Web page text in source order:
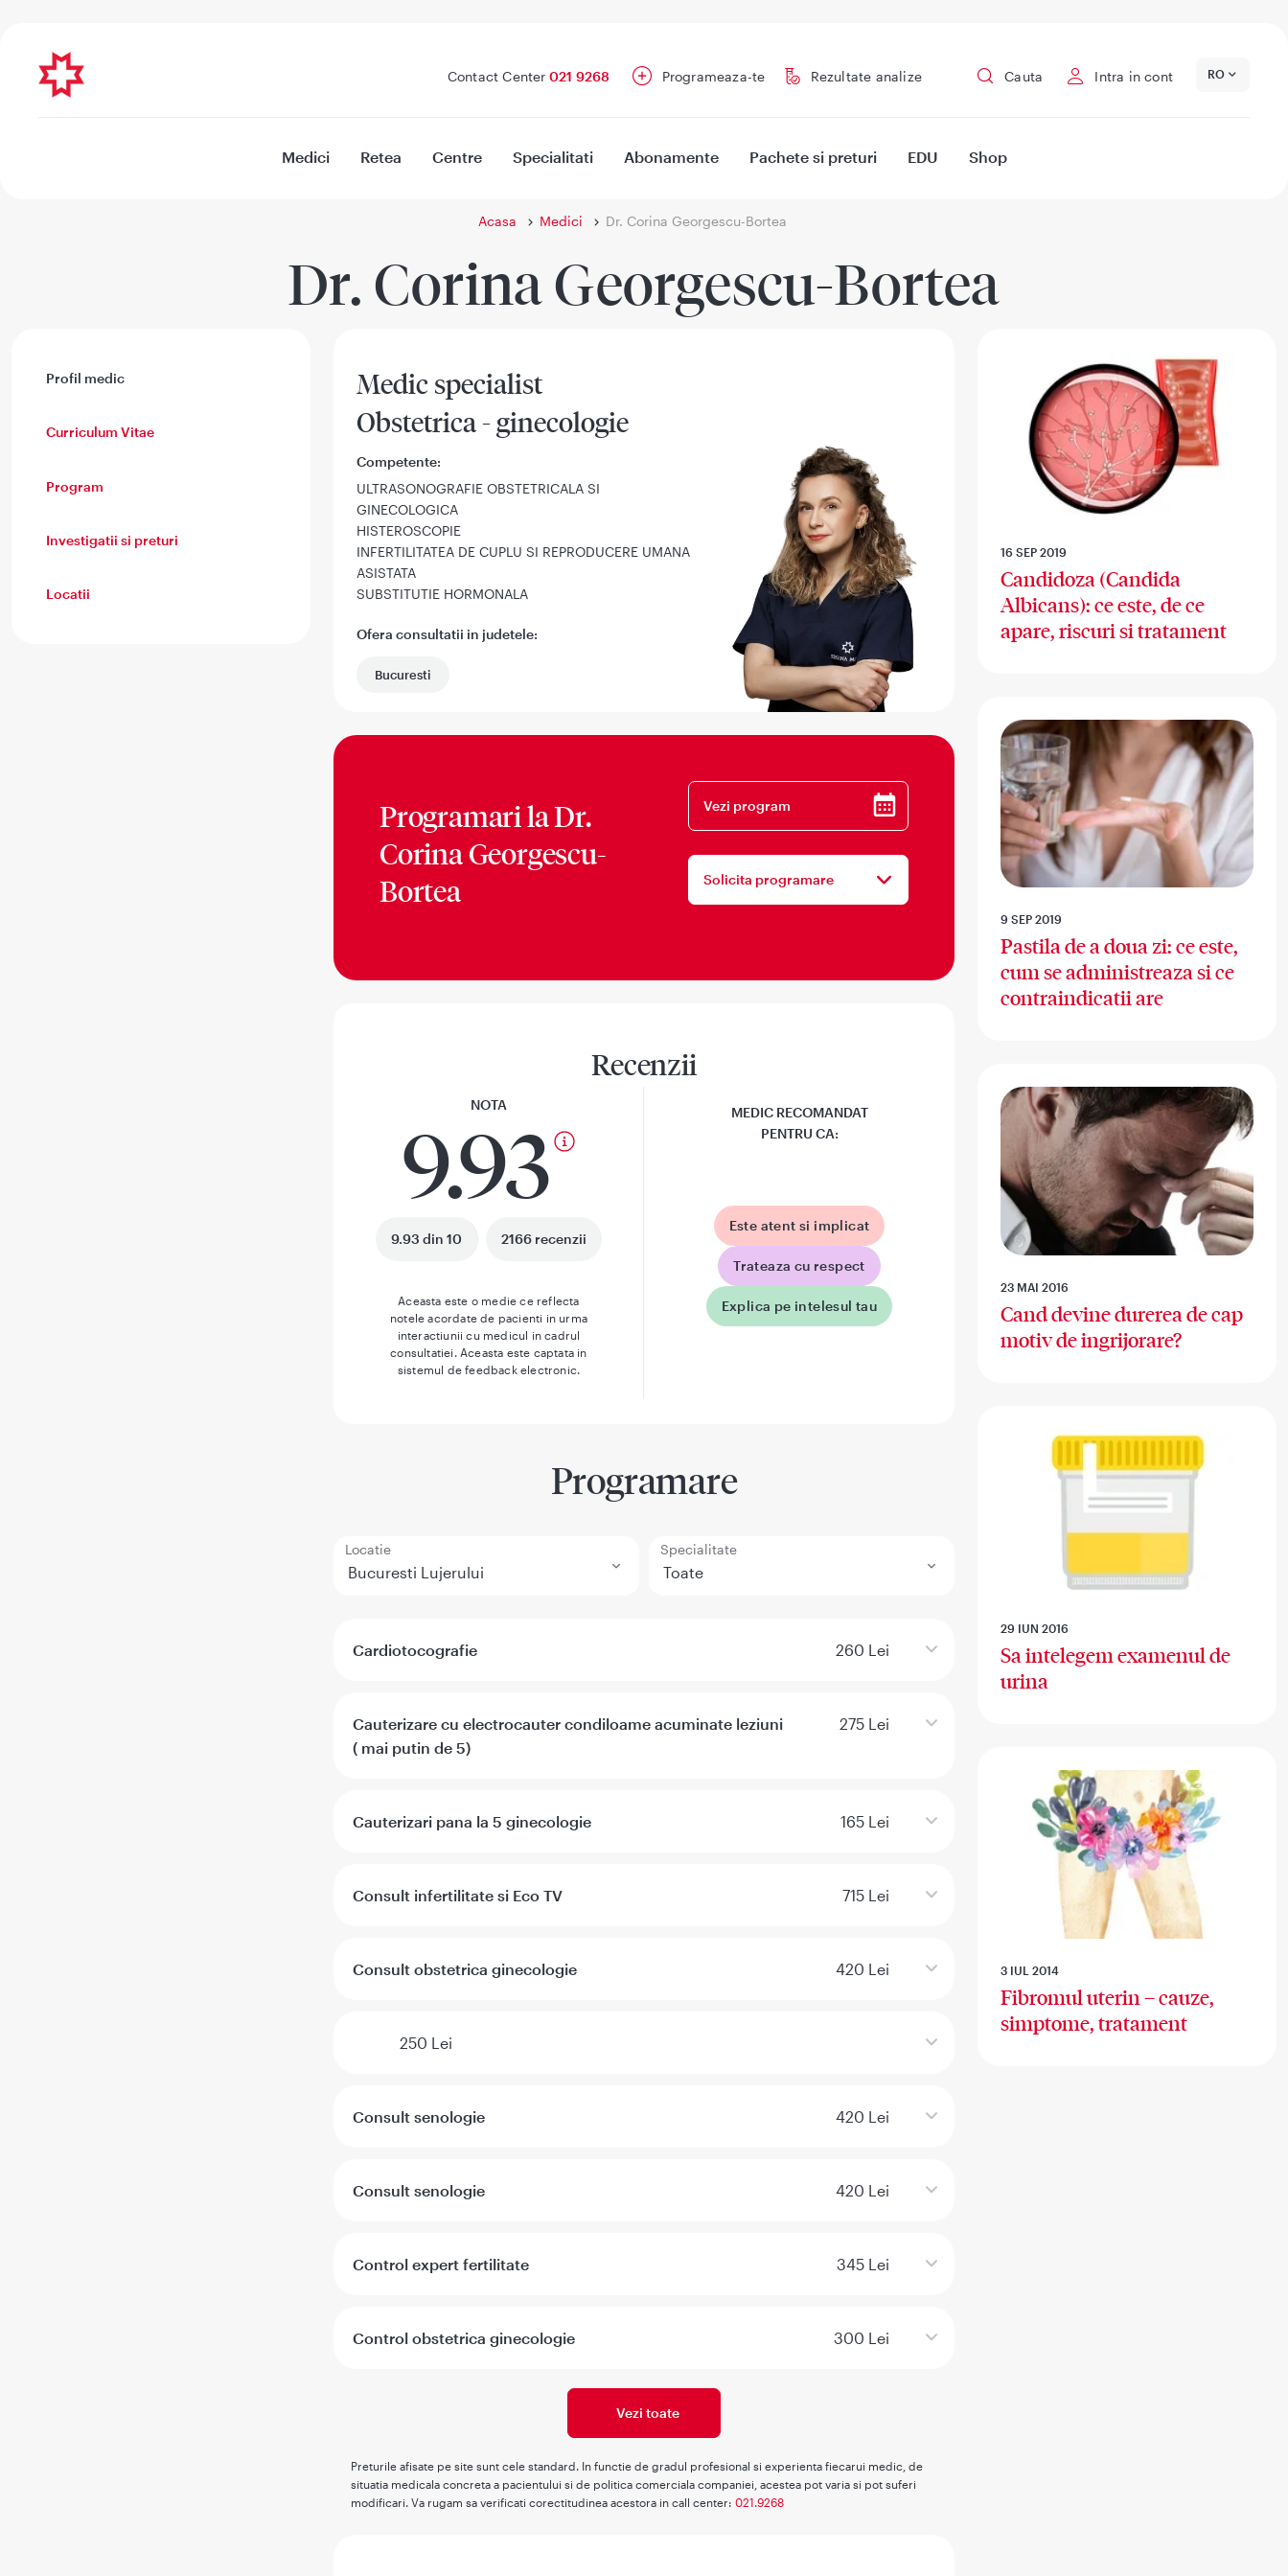
Contact Center 021 9268 Programeaza-te Rezultate analize Cauta Intra in cont RO
Medici Retea Centre Specialitati Abonamente Pachete si preturi EDU Shop
Acasa Medici Dr. Corina Georgescu-Bortea
Dr. Corina Georgescu-Bortea
Profil medic
Curriculum Vitae
Program
Investigatii si preturi
Locatii
Medic specialist
Obstetrica - ginecologie
Competente:
ULTRASONOGRAFIE OBSTETRICALA SI
GINECOLOGICA
HISTEROSCOPIE
INFERTILITATEA DE CUPLU SI REPRODUCERE UMANA
ASISTATA
SUBSTITUTIE HORMONALA
Ofera consultatii in judetele:
Bucuresti
Programari laDr.
Corina Georgescu-
Bortea
Vezi program
Solicita programare
Recenzii
NOTA
9.93
9.93 din 10 2166 recenzii
Aceasta este o medie ce reflecta
notele acordate de pacienti in urma
interactiunii cu medicul in cadrul
consultatiei. Aceasta este captata in
sistemul de feedback electronic.
MEDIC RECOMANDAT
PENTRU CA:
Este atent si implicat
Trateaza cu respect
Explica pe intelesul tau
Programare
Locatie Specialitate
Cardiotocografie 260 Lei
Cauterizare cu electrocauter condiloame acuminate leziuni
( mai putin de 5)
275 Lei
Cauterizari pana la 5 ginecologie 165 Lei
Consult infertilitate si Eco TV 715 Lei
Consult obstetrica ginecologie 420 Lei
250 Lei
Consult senologie 420 Lei
Consult senologie 420 Lei
Control expert fertilitate 345 Lei
Control obstetrica ginecologie 300 Lei
Vezi toate
Preturile afisate pe site sunt cele standard. In functie de gradul profesional si experienta fiecarui medic, de
situatia medicala concreta a pacientului si de politica comerciala companiei, acestea pot varia si pot suferi
modificari. Va rugam sa verificati corectitudinea acestora in call center: 021.9268
16 SEP 2019
Candidoza (Candida
Albicans): ce este, de ce
apare, riscuri si tratament
9 SEP 2019
Pastila de a doua zi: ce este,
cum se administreaza si ce
contraindicatii are
23 MAI 2016
Cand devine durerea de cap
motiv de ingrijorare?
29 IUN 2016
Sa intelegem examenul de
urina
3 IUL 2014
Fibromul uterin – cauze,
simptome, tratament